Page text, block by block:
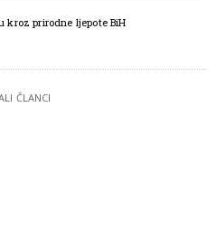
kroz prirodne ljepote BiH
ČLANCI